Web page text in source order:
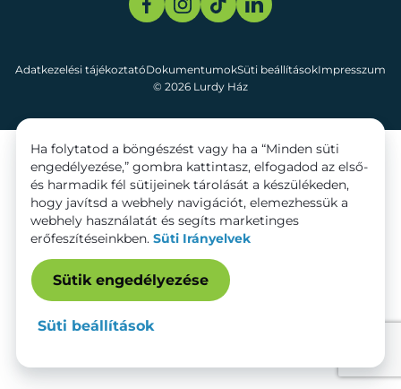
© 2026 Lurdy Ház
Adatkezelési tájékoztatóDokumentumokSüti beállításokImpresszum
Ha folytatod a böngészést vagy ha a “Minden süti
engedélyezése,” gombra kattintasz, elfogadod az első-
és harmadik fél sütijeinek tárolását a készülékeden,
hogy javítsd a webhely navigációt, elemezhessük a
webhely használatát és segíts marketinges
erőfeszítéseinkben. Süti Irányelvek
Sütik engedélyezése
Süti beállítások